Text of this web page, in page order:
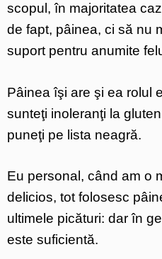
scopul, în majoritatea
de fapt, pâinea, ci să nu
suport pentru anumite
Pâinea îşi are şi ea rolul
sunteţi inoleranţi la
puneţi pe lista neagră.
Eu personal, când am o
delicios, tot folosesc
ultimele picături: dar în
este suficientă.